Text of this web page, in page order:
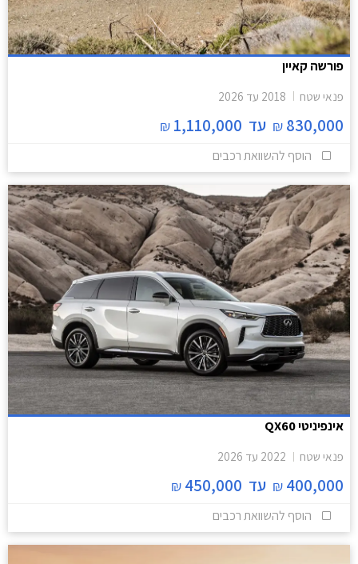
פורשה קאיין
פנאי שטח 2018 עד 2026
830,000
₪ עד 1,110,000
₪
הוסף להשוואת רכבים
אינפיניטי QX60
פנאי שטח 2022 עד 2026
400,000
₪ עד 450,000
₪
הוסף להשוואת רכבים